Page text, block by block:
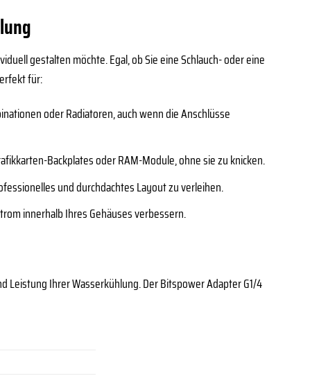
gestalten möchte. Egal, ob Sie eine Schlauch- oder eine
für:
oder Radiatoren, auch wenn die Anschlüsse
Backplates oder RAM-Module, ohne sie zu knicken.
und durchdachtes Layout zu verleihen.
innerhalb Ihres Gehäuses verbessern.
Ihrer Wasserkühlung. Der Bitspower Adapter G1/4